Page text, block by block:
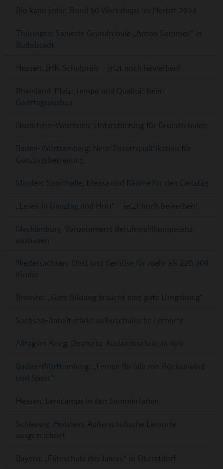
Bio kann jeder: Rund 50 Workshops im Herbst 2023
Thüringen: Sanierte Grundschule „Anton Sommer“ in
Rudolstadt
Hessen: IHK-Schulpreis – jetzt noch bewerben!
Rheinland-Pfalz: Tempo und Qualität beim
Ganztagsausbau
Nordrhein-Westfalen: Unterstützung für Grundschulen
Baden-Württemberg: Neue Zusatzqualifikation für
Ganztagsbetreuung
Minden: Sporthalle, Mensa und Räume für den Ganztag
„Lesen in Ganztag und Hort“ – jetzt noch bewerben!
Mecklenburg-Vorpommern: Berufswahlkompetenz
ausbauen
Niedersachsen: Obst und Gemüse für mehr als 220.000
Kinder
Bremen: „Gute Bildung braucht eine gute Umgebung“
Sachsen-Anhalt stärkt außerschulische Lernorte
Alltag im Krieg: Deutsche Auslandsschule in Kyiv
Baden-Württemberg: „Lernen für alle mit Rückenwind
und Sport“
Hessen: Lerncamps in den Sommerferien
Schleswig-Holstein: Außerschulische Lernorte
ausgezeichnet
Bayern: „Eliteschule des Jahres“ in Oberstdorf